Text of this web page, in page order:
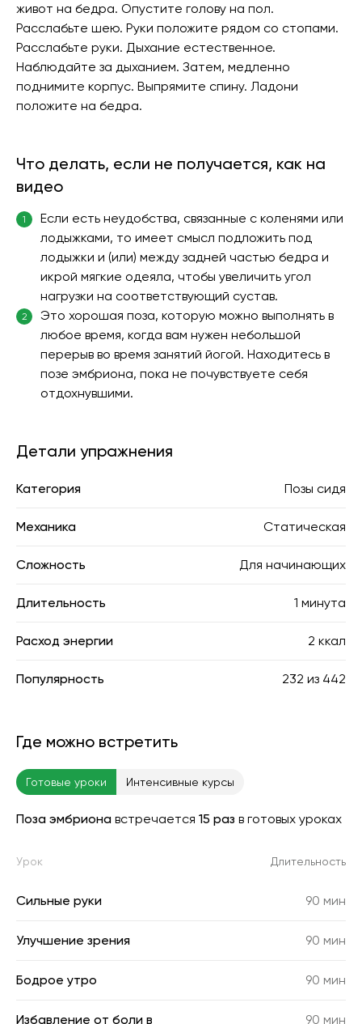
живот на бедра. Опустите голову на пол.
Расслабьте шею. Руки положите рядом со стопами.
Расслабьте руки. Дыхание естественное.
Наблюдайте за дыханием. Затем, медленно
поднимите корпус. Выпрямите спину. Ладони
положите на бедра.
Что делать, если не получается, как на
видео
1
Если есть неудобства, связанные с коленями или
лодыжками, то имеет смысл подложить под
лодыжки и (или) между задней частью бедра и
икрой мягкие одеяла, чтобы увеличить угол
нагрузки на соответствующий сустав.
2
Это хорошая поза, которую можно выполнять в
любое время, когда вам нужен небольшой
перерыв во время занятий йогой. Находитесь в
позе эмбриона, пока не почувствуете себя
отдохнувшими.
Детали упражнения
Категория Позы сидя
Механика Статическая
Сложность Для начинающих
Длительность 1 минута
Расход энергии 2 ккал
Популярность 232 из 442
Где можно встретить
Готовые уроки Интенсивные курсы
Поза эмбриона встречается 15 раз в готовых уроках
Урок Длительность
Сильные руки 90 мин
Улучшение зрения 90 мин
Бодрое утро 90 мин
Избавление от боли в 90 мин